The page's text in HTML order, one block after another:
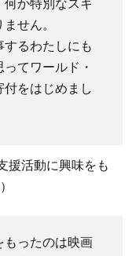
か特別なスキ
せん。
るわたしにも
てワールド・
付をはじめまし
援活動に興味をも
もったのは映画